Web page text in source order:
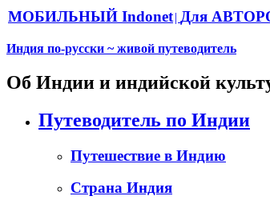
МОБИЛЬНЫЙ Indonet| Для
Индия по-русски ~ живой путеводитель
Об Индии и индийской
Путеводитель по Индии
Путешествие в Индию
Страна Индия